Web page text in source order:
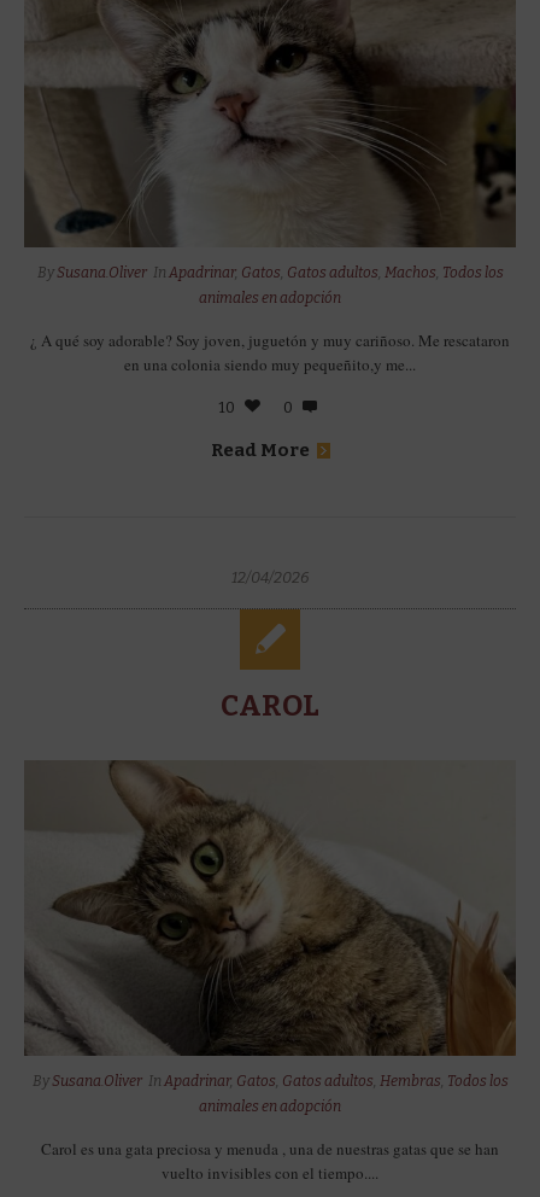
By Susana.Oliver In Apadrinar, Gatos, Gatos adultos, Machos, Todos los
animales en adopción
¿ A qué soy adorable? Soy joven, juguetón y muy cariñoso. Me rescataron
en una colonia siendo muy pequeñito,y me...
10 0
Read More
12/04/2026
CAROL
By Susana.Oliver In Apadrinar, Gatos Gatos adultos Hembras Todos los
animales en adopción
Carol es una gata preciosa y menuda , una de nuestras gatas que se han
vuelto invisibles con el tiempo....